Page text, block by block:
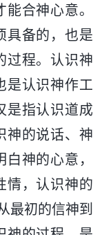
合神心意。
具备的，也是
过程。认识神
是认识神作工
是指认识道成
神的说话、神
神的心意，
情，认识神的
最初的信神到